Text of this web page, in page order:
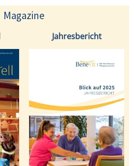
Magazine
Jahresbericht